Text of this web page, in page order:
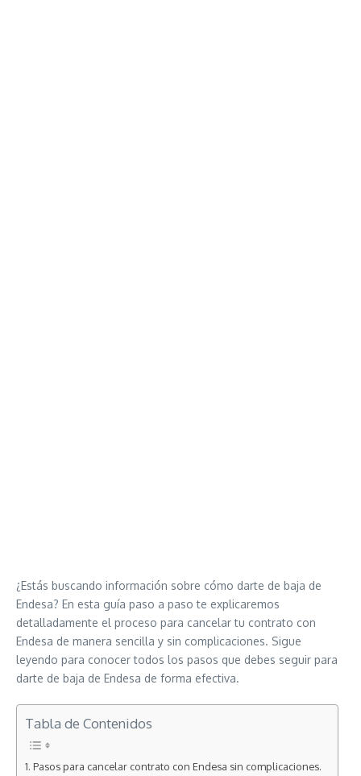
¿Estás buscando información sobre cómo darte de baja de
Endesa? En esta guía paso a paso te explicaremos
detalladamente el proceso para cancelar tu contrato con
Endesa de manera sencilla y sin complicaciones. Sigue
leyendo para conocer todos los pasos que debes seguir para
darte de baja de Endesa de forma efectiva.
Tabla de Contenidos
Pasos para cancelar contrato con Endesa sin complicaciones.